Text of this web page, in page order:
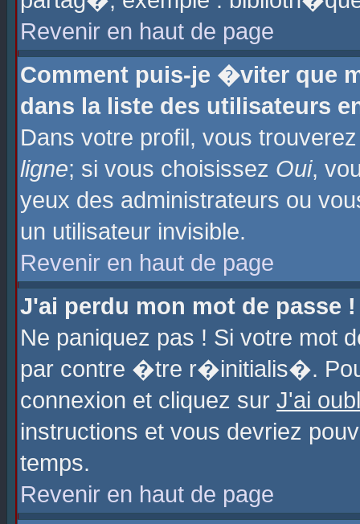
Revenir en haut de page
Comment puis-je �viter que
dans la liste des utilisateurs
Dans votre profil, vous
ligne; si vous choisissez Oui,
yeux des administrateurs ou
un utilisateur invisible.
Revenir en haut de page
J'ai perdu mon mot de passe !
Ne paniquez pas ! Si votre
par contre �tre r�initialis�.
connexion et cliquez sur J'ai
instructions et vous devriez
temps.
Revenir en haut de page